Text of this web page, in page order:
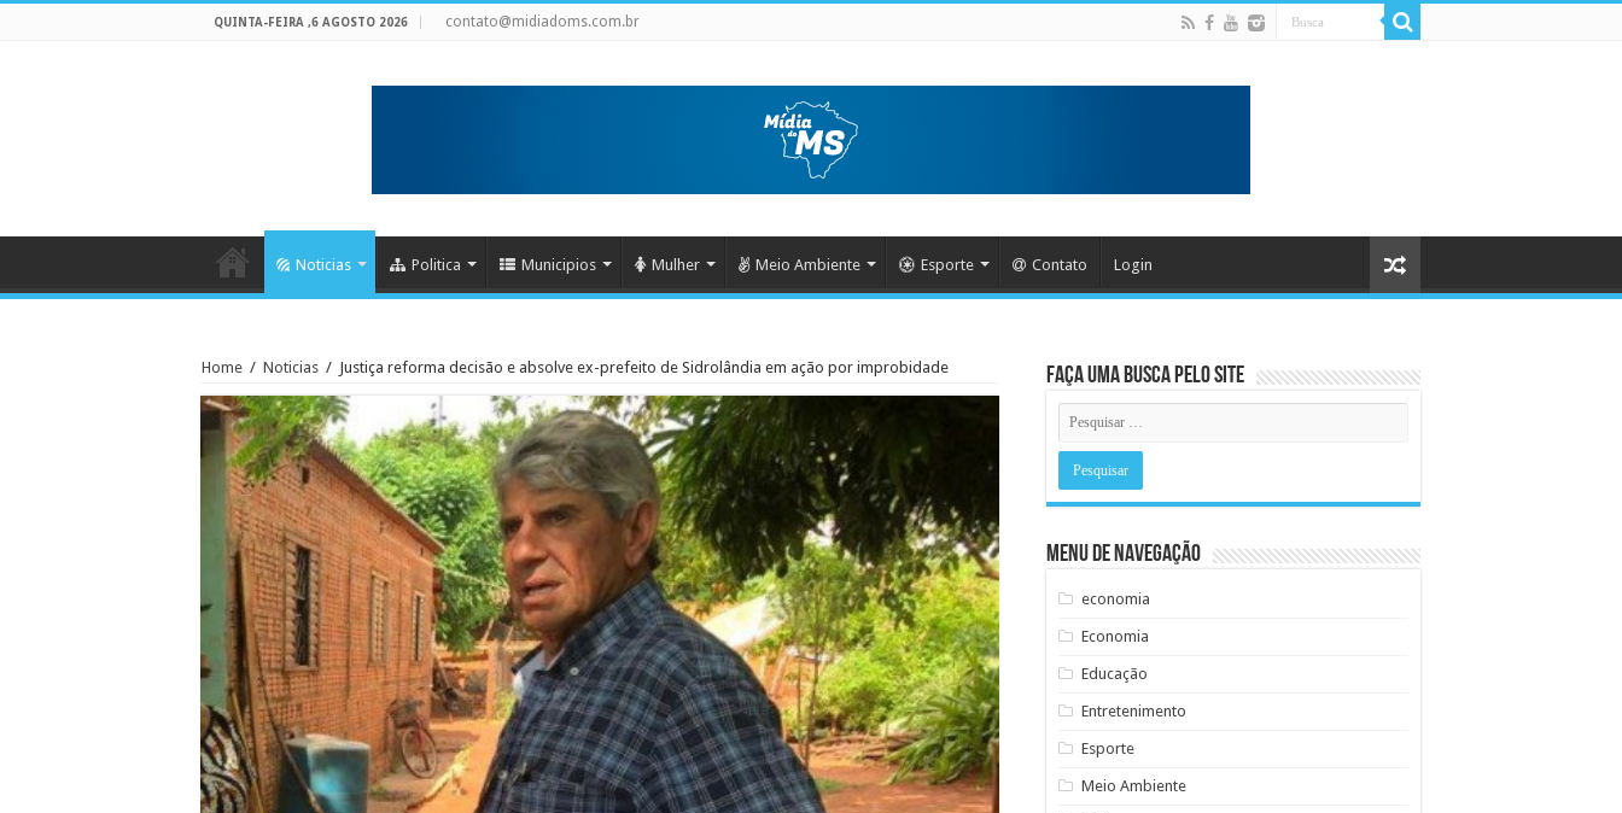
QUINTA-FEIRA ,6 AGOSTO 2026 contato@midiadoms.com.br
Noticias Politica Municipios Mulher Meio Ambiente Esporte Contato Login
Home / Noticias / Justiça reforma decisão e absolve ex-prefeito de Sidrolândia em ação por improbidade Faça uma busca pelo Site
Menu de Navegação
economia
Economia
Educação
Entretenimento
Esporte
Meio Ambiente